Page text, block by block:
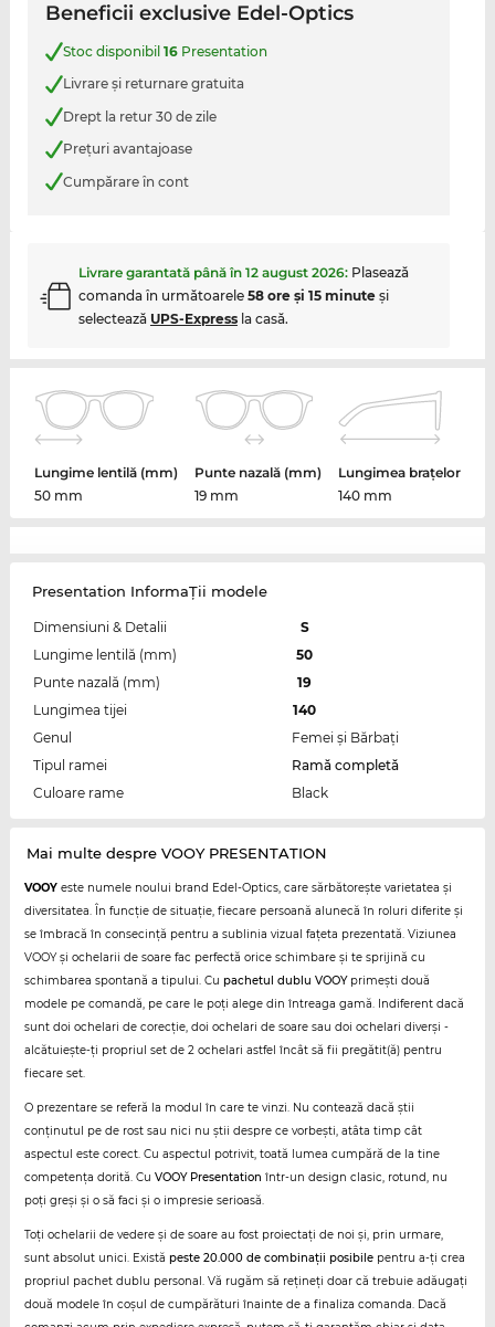
Beneficii exclusive Edel-Optics
Stoc disponibil 16Presentation
Livrare şi returnare gratuita
Drept la retur 30 de zile
Preţuri avantajoase
Cumpărare în cont
Livrare garantată până în 12 august 2026: Plasează
comanda în următoarele 58 ore şi 15 minuteşi
selectează UPS-Expressla casă.
Lungime lentilă (mm)
50 mm
Punte nazală (mm)
19 mm
Lungimea brațelor
140 mm
Presentation InformaŢii modele
Dimensiuni & Detalii
S
Lungime lentilă (mm)
50
Punte nazală (mm)
19
Lungimea tijei
140
Genul
Femei şi Bărbaţi
Tipul ramei
Ramă completă
Culoare rame
Black
Mai multe despre VOOY PRESENTATION
VOOYeste numele noului brand Edel-Optics, care sărbătorește varietatea și
diversitatea. În funcție de situație, fiecare persoană alunecă în roluri diferite și
se îmbracă în consecință pentru a sublinia vizual fațeta prezentată. Viziunea
VOOY și ochelarii de soare fac perfectă orice schimbare și te sprijină cu
schimbarea spontană a tipului. Cu pachetul dublu VOOYprimești două
modele pe comandă, pe care le poți alege din întreaga gamă. Indiferent dacă
sunt doi ochelari de corecție, doi ochelari de soare sau doi ochelari diverși -
alcătuiește-ți propriul set de 2 ochelari astfel încât să fii pregătit(ă) pentru
fiecare set.
O prezentare se referă la modul în care te vinzi. Nu contează dacă știi
conținutul pe de rost sau nici nu știi despre ce vorbești, atâta timp cât
aspectul este corect. Cu aspectul potrivit, toată lumea cumpără de la tine
competența dorită. Cu VOOY Presentation într-un design clasic, rotund, nu
poți greși și o să faci și o impresie serioasă.
Toți ochelarii de vedere și de soare au fost proiectați de noi și, prin urmare,
sunt absolut unici. Există peste 20.000 de combinații posibilepentru a-ți crea
propriul pachet dublu personal. Vă rugăm să rețineți doar că trebuie adăugați
două modele în coșul de cumpărături înainte de a finaliza comanda. Dacă